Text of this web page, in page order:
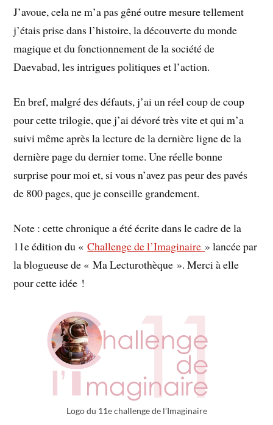
J’avoue, cela ne m’a pas gêné outre mesure tellement
j’étais prise dans l’histoire, la découverte du monde
magique et du fonctionnement de la société de
Daevabad, les intrigues politiques et l’action.
En bref, malgré des défauts, j’ai un réel coup de coup
pour cette trilogie, que j’ai dévoré très vite et qui m’a
suivi même après la lecture de la dernière ligne de la
dernière page du dernier tome. Une réelle bonne
surprise pour moi et, si vous n’avez pas peur des pavés
de 800 pages, que je conseille grandement.
Note : cette chronique a été écrite dans le cadre de la
11e édition du «Challenge de l’Imaginaire » lancée par
la blogueuse de « Ma Lecturothèque ». Merci à elle
pour cette idée !
Logo du 11e challenge de l’Imaginaire